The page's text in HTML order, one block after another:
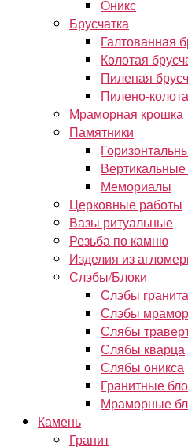
Оникс
Брусчатка
Галтованная
Колотая
Пиленая
Пилено-
Мраморная крошка
Памятники
Мемориалы
Церковные работы
Вазы ритуальные
Резьба по камню
Изделия из
Слэбы/Блоки
Слэбы гранита
Слэбы
Слябы
Слябы кварца
Слябы оникса
Гранитные
Мраморные
Камень
Гранит